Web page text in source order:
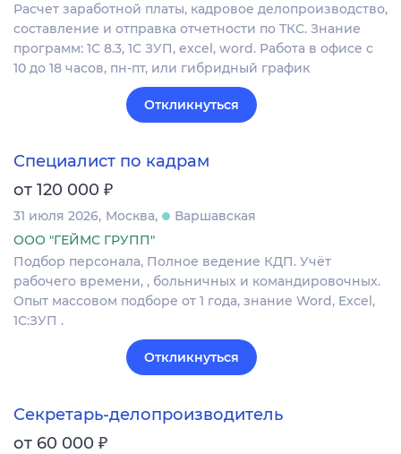
Расчет заработной платы, кадровое делопроизводство,
составление и отправка отчетности по ТКС. Знание
программ: 1С 8.3, 1С ЗУП, excel, word. Работа в офисе с
10 до 18 часов, пн-пт, или гибридный график
Откликнуться
Специалист по кадрам
от 120 000 ₽
31 июля 2026 Москва
Варшавская
ООО "ГЕЙМС ГРУПП"
Подбор персонала, Полное ведение КДП. Учёт
рабочего времени, , больничных и командировочных.
Опыт массовом подборе от 1 года, знание Word, Excel,
1С:ЗУП .
Откликнуться
Секретарь-делопроизводитель
от 60 000 ₽